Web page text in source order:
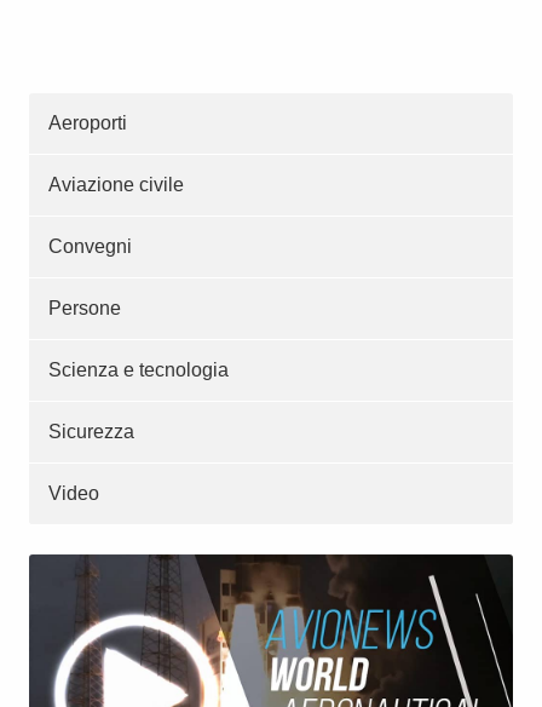
Aeroporti
Aviazione civile
Convegni
Persone
Scienza e tecnologia
Sicurezza
Video